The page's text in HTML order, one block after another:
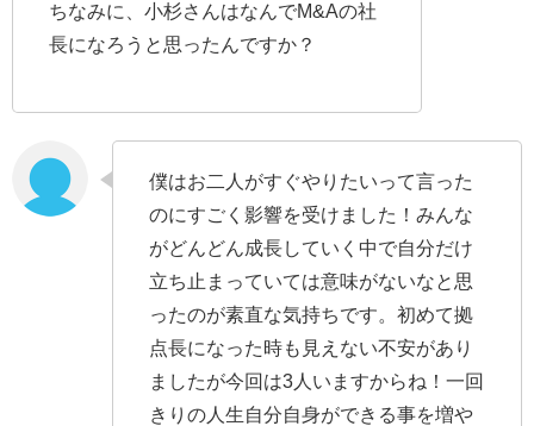
ちなみに、小杉さんはなんでM&Aの社
長になろうと思ったんですか？
僕はお二人がすぐやりたいって言った
のにすごく影響を受けました！みんな
がどんどん成長していく中で自分だけ
立ち止まっていては意味がないなと思
ったのが素直な気持ちです。初めて拠
点長になった時も見えない不安があり
ましたが今回は3人いますからね！一回
きりの人生自分自身ができる事を増や